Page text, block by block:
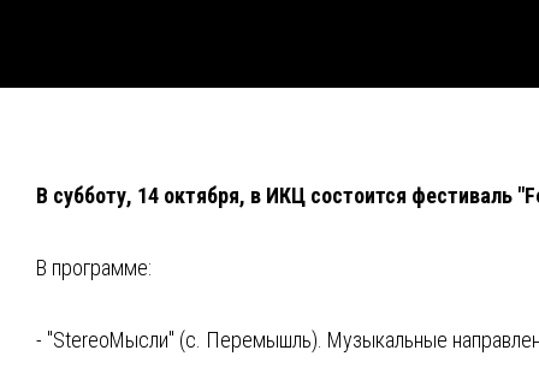
В субботу, 14 октября, в ИКЦ состоится фестиваль
⁣В программе:
⁣- "StereоМысли" (с. Перемышль). Музыкальные